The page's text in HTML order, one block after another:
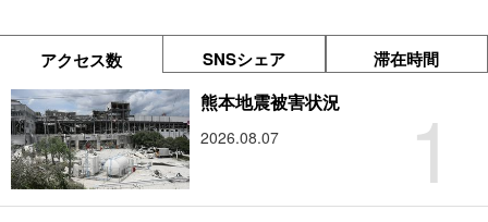
アクセス数 SNSシェア 滞在時間
1
熊本地震被害状況
2026.08.07